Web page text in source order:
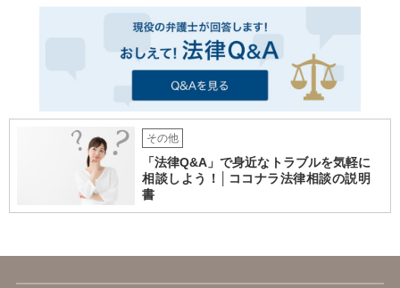
その他
「法律Q&A」で身近なトラブルを気軽に
相談しよう！│ココナラ法律相談の説明
書